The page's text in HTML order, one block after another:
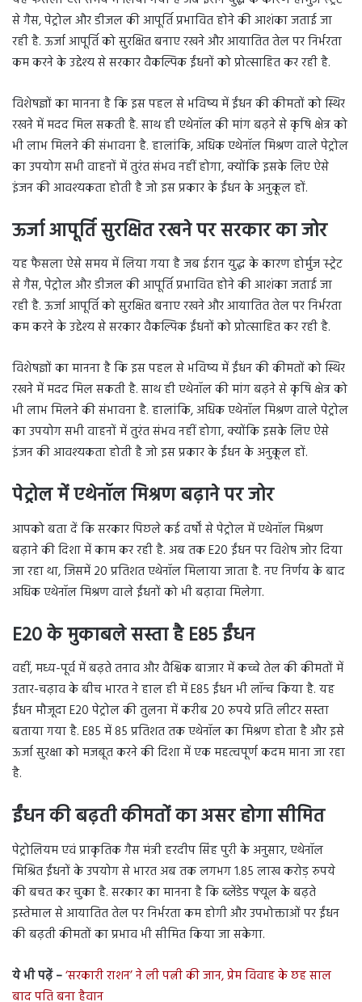
से गैस, पेट्रोल और डीजल की आपूर्ति प्रभावित होने की आशंका जताई जा
रही है. ऊर्जा आपूर्ति को सुरक्षित बनाए रखने और आयातित तेल पर निर्भरता
कम करने के उद्देश्य से सरकार वैकल्पिक ईंधनों को प्रोत्साहित कर रही है.
विशेषज्ञों का मानना है कि इस पहल से भविष्य में ईंधन की कीमतों को स्थिर
रखने में मदद मिल सकती है. साथ ही एथेनॉल की मांग बढ़ने से कृषि क्षेत्र को
भी लाभ मिलने की संभावना है. हालांकि, अधिक एथेनॉल मिश्रण वाले पेट्रोल
का उपयोग सभी वाहनों में तुरंत संभव नहीं होगा, क्योंकि इसके लिए ऐसे
इंजन की आवश्यकता होती है जो इस प्रकार के ईंधन के अनुकूल हों.
ऊर्जा आपूर्ति सुरक्षित रखने पर सरकार का जोर
यह फैसला ऐसे समय में लिया गया है जब ईरान युद्ध के कारण होर्मुज स्ट्रेट
से गैस, पेट्रोल और डीजल की आपूर्ति प्रभावित होने की आशंका जताई जा
रही है. ऊर्जा आपूर्ति को सुरक्षित बनाए रखने और आयातित तेल पर निर्भरता
कम करने के उद्देश्य से सरकार वैकल्पिक ईंधनों को प्रोत्साहित कर रही है.
विशेषज्ञों का मानना है कि इस पहल से भविष्य में ईंधन की कीमतों को स्थिर
रखने में मदद मिल सकती है. साथ ही एथेनॉल की मांग बढ़ने से कृषि क्षेत्र को
भी लाभ मिलने की संभावना है. हालांकि, अधिक एथेनॉल मिश्रण वाले पेट्रोल
का उपयोग सभी वाहनों में तुरंत संभव नहीं होगा, क्योंकि इसके लिए ऐसे
इंजन की आवश्यकता होती है जो इस प्रकार के ईंधन के अनुकूल हों.
पेट्रोल में एथेनॉल मिश्रण बढ़ाने पर जोर
आपको बता दें कि सरकार पिछले कई वर्षों से पेट्रोल में एथेनॉल मिश्रण
बढ़ाने की दिशा में काम कर रही है. अब तक E20 ईंधन पर विशेष जोर दिया
जा रहा था, जिसमें 20 प्रतिशत एथेनॉल मिलाया जाता है. नए निर्णय के बाद
अधिक एथेनॉल मिश्रण वाले ईंधनों को भी बढ़ावा मिलेगा.
E20 के मुकाबले सस्ता है E85 ईंधन
वहीं, मध्य-पूर्व में बढ़ते तनाव और वैश्विक बाजार में कच्चे तेल की कीमतों में
उतार-चढ़ाव के बीच भारत ने हाल ही में E85 ईंधन भी लॉन्च किया है. यह
ईंधन मौजूदा E20 पेट्रोल की तुलना में करीब 20 रुपये प्रति लीटर सस्ता
बताया गया है. E85 में 85 प्रतिशत तक एथेनॉल का मिश्रण होता है और इसे
ऊर्जा सुरक्षा को मजबूत करने की दिशा में एक महत्वपूर्ण कदम माना जा रहा
है.
ईंधन की बढ़ती कीमतों का असर होगा सीमित
पेट्रोलियम एवं प्राकृतिक गैस मंत्री हरदीप सिंह पुरी के अनुसार, एथेनॉल
मिश्रित ईंधनों के उपयोग से भारत अब तक लगभग 1.85 लाख करोड़ रुपये
की बचत कर चुका है. सरकार का मानना है कि ब्लेंडेड फ्यूल के बढ़ते
इस्तेमाल से आयातित तेल पर निर्भरता कम होगी और उपभोक्ताओं पर ईंधन
की बढ़ती कीमतों का प्रभाव भी सीमित किया जा सकेगा.
ये भी पढ़ें –‘सरकारी राशन’ ने ली पत्नी की जान, प्रेम विवाह के छह साल
बाद पति बना हैवान